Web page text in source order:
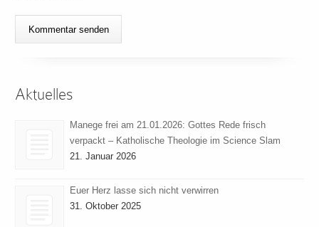
Aktuelles
Manege frei am 21.01.2026: Gottes Rede frisch
verpackt – Katholische Theologie im Science Slam
21. Januar 2026
Euer Herz lasse sich nicht verwirren
31. Oktober 2025